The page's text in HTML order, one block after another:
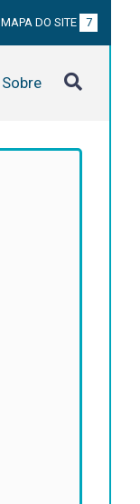
MAPA DO SITE 7
Sobre